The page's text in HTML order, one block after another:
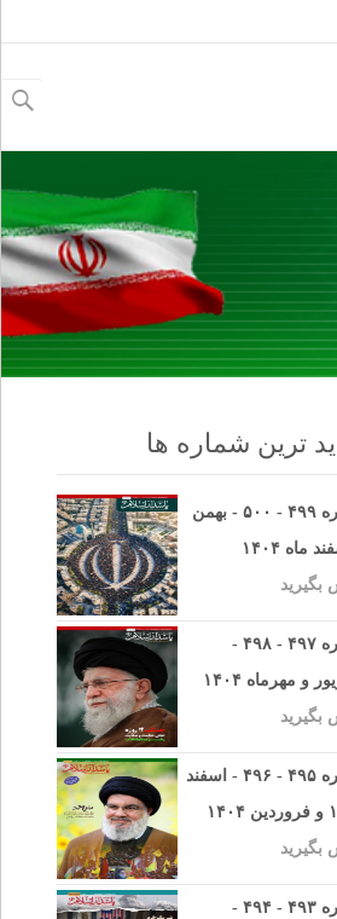
برای:
ترین شماره ها
شماره ۴۹۹ - ۵۰۰ - بهمن
ماه ۱۴۰۴
بگیرید
شماره ۴۹۷ - ۴۹۸ -
و مهرماه ۱۴۰۴
بگیرید
شماره ۴۹۵ - ۴۹۶ - اسفند
بگیرید
شماره ۴۹۳ - ۴۹۴ -